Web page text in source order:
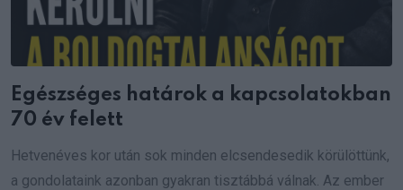
Egészséges határok a kapcsolatokban
70 év felett
Hetvenéves kor után sok minden elcsendesedik körülöttünk,
a gondolataink azonban gyakran tisztábbá válnak. Az ember